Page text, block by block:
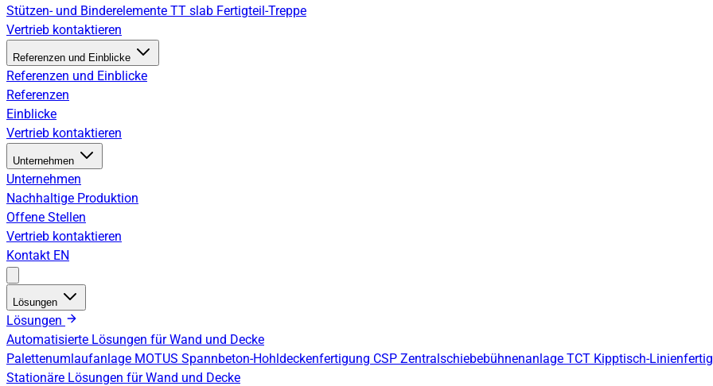
Stützen- und Binderelemente TT slab Fertigteil-Treppe
Vertrieb kontaktieren
Referenzen und Einblicke
Referenzen und Einblicke
Referenzen
Einblicke
Vertrieb kontaktieren
Unternehmen
Unternehmen
Nachhaltige Produktion
Offene Stellen
Vertrieb kontaktieren
Kontakt EN
Lösungen
Lösungen
Automatisierte Lösungen für Wand und Decke
Palettenumlaufanlage MOTUS Spannbeton-Hohldeckenfertigung CSP Zentralschiebebühnenanlage TCT Kipptisch-
Stationäre Lösungen für Wand und Decke